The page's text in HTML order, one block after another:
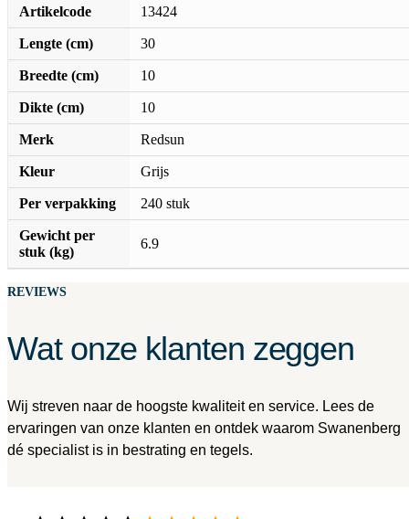
Artikelcode 13424
Lengte (cm) 30
Breedte (cm) 10
Dikte (cm) 10
Merk Redsun
Kleur Grijs
Per verpakking 240 stuk
Gewicht per
stuk (kg)
6.9
REVIEWS
Wat onze klanten zeggen
Wij streven naar de hoogste kwaliteit en service. Lees de
ervaringen van onze klanten en ontdek waarom Swanenberg
dé specialist is in bestrating en tegels.